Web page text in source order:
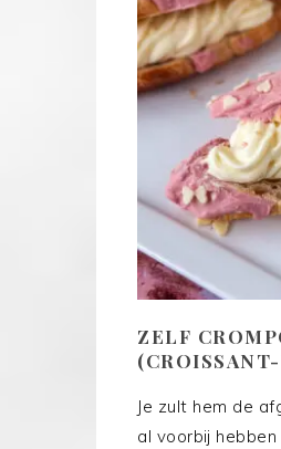
ZELF
Je zult hem de
al voorbij